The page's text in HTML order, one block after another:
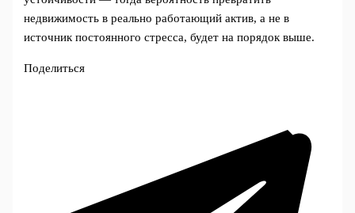
недвижимость в реально работающий актив, а не в
источник постоянного стресса, будет на порядок выше.
Поделиться